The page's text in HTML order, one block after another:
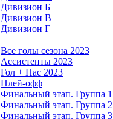
Дивизион Б
Дивизион В
Дивизион Г
Все голы сезона 2023
Ассистенты 2023
Гол + Пас 2023
Плей-офф
Финальный этап. Группа 1
Финальный этап. Группа 2
Финальный этап. Группа 3